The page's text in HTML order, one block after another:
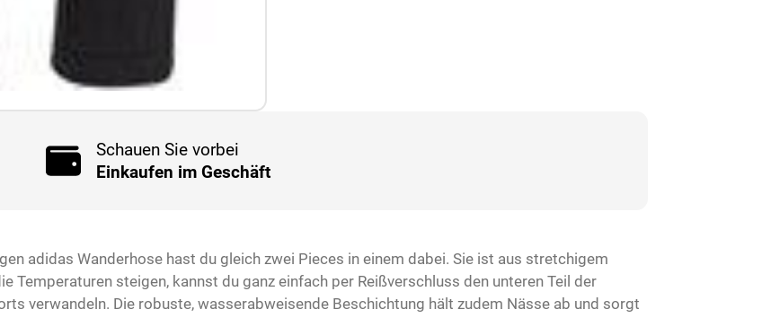
Schauen Sie vorbei
Einkaufen im Geschäft
adidas Wanderhose hast du gleich zwei Pieces in einem dabei. Sie ist aus stretchigem
Temperaturen steigen, kannst du ganz einfach per Reißverschluss den unteren Teil der
verwandeln. Die robuste, wasserabweisende Beschichtung hält zudem Nässe ab und sorgt